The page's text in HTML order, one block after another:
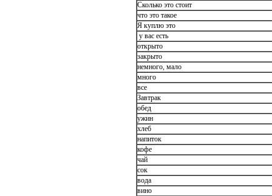
Сколько это стоит
что это такое
Я куплю это
у вас есть
открыто
закрыто
немного, мало
много
все
Завтрак
обед
ужин
хлеб
напиток
кофе
чай
сок
вода
вино